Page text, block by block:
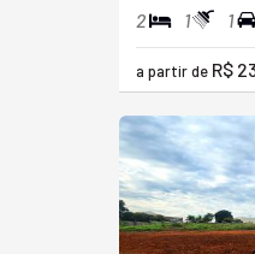
2 1 1
a partir de R$